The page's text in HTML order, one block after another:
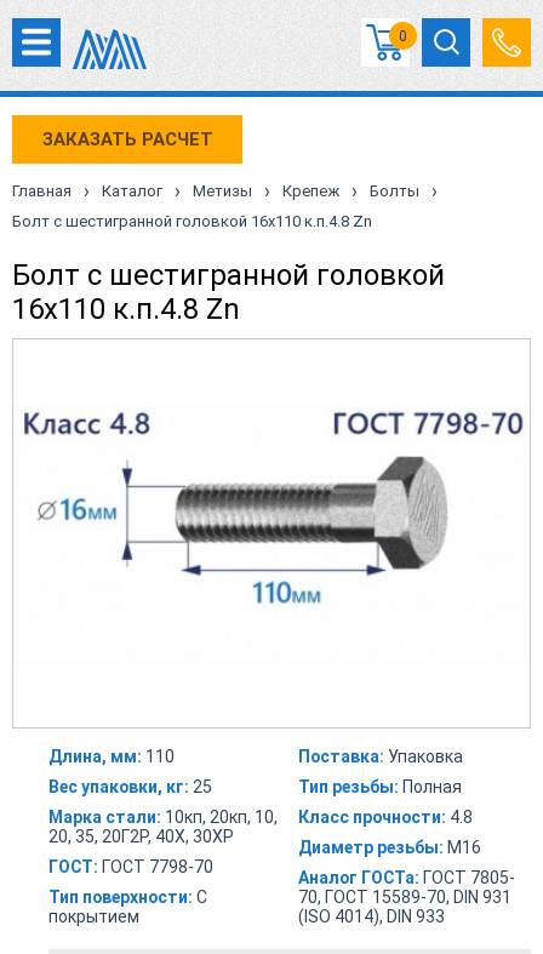
0
ЗАКАЗАТЬ РАСЧЕТ
Главная › Каталог › Метизы › Крепеж › Болты ›
Болт с шестигранной головкой 16х110 к.п.4.8 Zn
Болт с шестигранной головкой
16х110 к.п.4.8 Zn
Длина, мм: 110
Вес упаковки, кг: 25
Марка стали: 10кп, 20кп, 10,
20, 35, 20Г2Р, 40Х, 30ХР
ГОСТ: ГОСТ 7798-70
Тип поверхности: С
покрытием
Поставка: Упаковка
Тип резьбы: Полная
Класс прочности: 4.8
Диаметр резьбы: М16
Аналог ГОСТа: ГОСТ 7805-
70, ГОСТ 15589-70, DIN 931
(ISO 4014), DIN 933